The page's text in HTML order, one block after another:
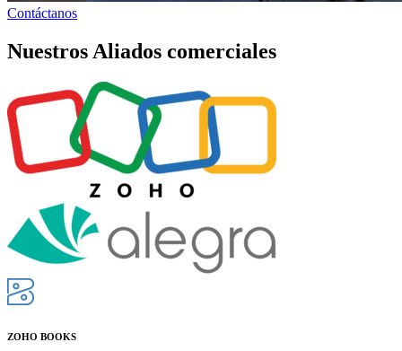
Contáctanos
Nuestros Aliados comerciales
ZOHO BOOKS